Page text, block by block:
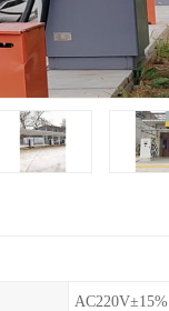
AC220V±15%